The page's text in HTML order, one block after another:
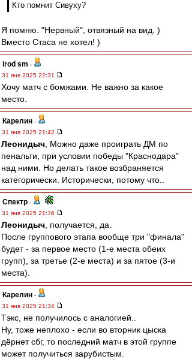
Кто помнит Сивуху?
Я помню. "Нервный", отвязный на вид. )
Вместо Стаса не хотел! )
irod sm -
31 янв 2025 22:31
Хочу матч с бомжами. Не важно за какое
место.
Карелин -
31 янв 2025 21:42
Леонидыч , Можно даже проиграть ДМ по
пенальти, при условии победы "Краснодара"
над ними. Но делать такое возбраняется
категорически. Исторически, потому что..
Спектр -
31 янв 2025 21:36
Леонидыч , получается, да.
После группового этапа вообще три "финала"
будет - за первое место (1-е места обеих
групп), за третье (2-е места) и за пятое (3-и
места).
Карелин -
31 янв 2025 21:34
Тэкс, не получилось с аналогией..
Ну, тоже неплохо - если во вторник цыска
дёрнет сбг, то последний матч в этой группе
может получиться зарубистым.